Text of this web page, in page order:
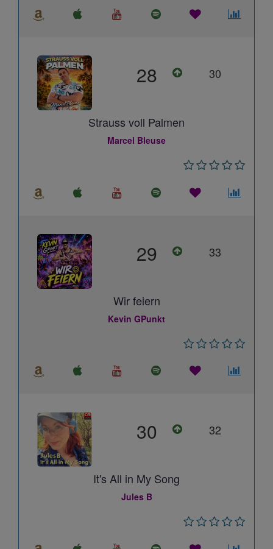
28 30
Strauss voll Palmen
Marcel Bleuse
29 33
Wir feiern
Kevin GPunkt
30 32
It's All in My Song
Jules B